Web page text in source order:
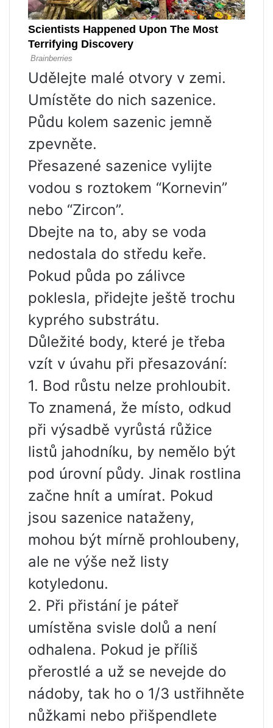
Udělejte malé otvory v zemi.
Umístěte do nich sazenice.
Půdu kolem sazenic jemně
zpevněte.
Přesazené sazenice vylijte
vodou s roztokem “Kornevin”
nebo “Zircon”.
Dbejte na to, aby se voda
nedostala do středu keře.
Pokud půda po zálivce
poklesla, přidejte ještě trochu
kyprého substrátu.
Důležité body, které je třeba
vzít v úvahu při přesazování:
1. Bod růstu nelze prohloubit.
To znamená, že místo, odkud
při výsadbě vyrůstá růžice
listů jahodníku, by nemělo být
pod úrovní půdy. Jinak rostlina
začne hnít a umírat. Pokud
jsou sazenice nataženy,
mohou být mírně prohloubeny,
ale ne výše než listy
kotyledonu.
2. Při přistání je páteř
umístěna svisle dolů a není
odhalena. Pokud je příliš
přerostlé a už se nevejde do
nádoby, tak ho o 1/3 ustřihněte
nůžkami nebo přišpendlete